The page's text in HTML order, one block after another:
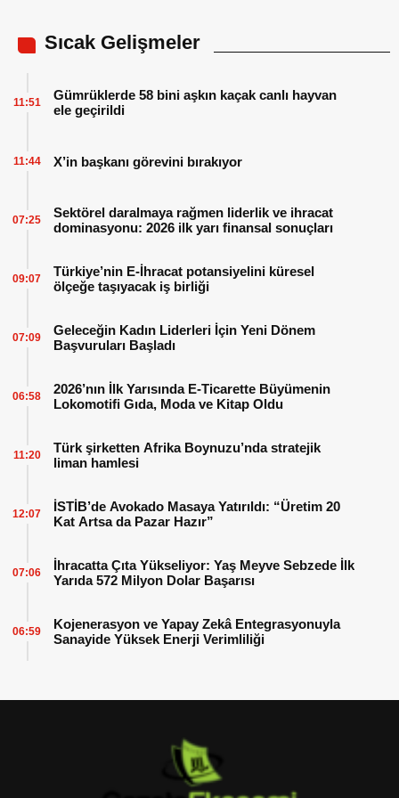
Sıcak Gelişmeler
Gümrüklerde 58 bini aşkın kaçak canlı hayvan
ele geçirildi
11:51
X’in başkanı görevini bırakıyor
11:44
Sektörel daralmaya rağmen liderlik ve ihracat
dominasyonu: 2026 ilk yarı finansal sonuçları
07:25
Türkiye’nin E-İhracat potansiyelini küresel
ölçeğe taşıyacak iş birliği
09:07
Geleceğin Kadın Liderleri İçin Yeni Dönem
Başvuruları Başladı
07:09
2026’nın İlk Yarısında E-Ticarette Büyümenin
Lokomotifi Gıda, Moda ve Kitap Oldu
06:58
Türk şirketten Afrika Boynuzu’nda stratejik
liman hamlesi
11:20
İSTİB’de Avokado Masaya Yatırıldı: “Üretim 20
Kat Artsa da Pazar Hazır”
12:07
İhracatta Çıta Yükseliyor: Yaş Meyve Sebzede İlk
Yarıda 572 Milyon Dolar Başarısı
07:06
Kojenerasyon ve Yapay Zekâ Entegrasyonuyla
Sanayide Yüksek Enerji Verimliliği
06:59